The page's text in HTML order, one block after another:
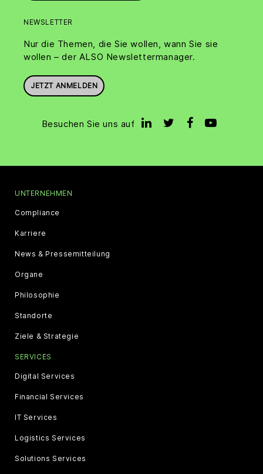
NEWSLETTER
Nur die Themen, die Sie wollen, wann Sie sie
wollen – der ALSO Newslettermanager.
JETZT ANMELDEN
Besuchen Sie uns auf
UNTERNEHMEN
Compliance
Karriere
News & Pressemitteilung
Organe
Philosophie
Standorte
Ziele & Strategie
SERVICES
Digital Services
Financial Services
IT Services
Logistics Services
Solutions Services